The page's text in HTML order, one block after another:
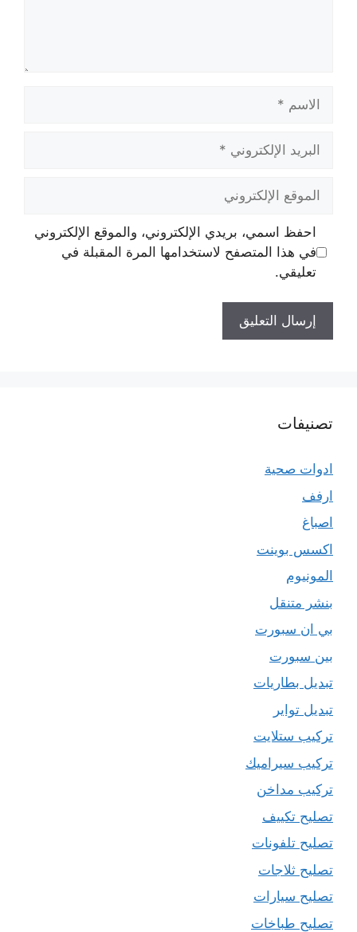
الإلكتروني
الإلكتروني
احفظ اسمي، بريدي الإلكتروني، والموقع الإلكتروني
في هذا المتصفح لاستخدامها المرة المقبلة في
تعليقي.
تصنيفات
ادوات صحية
ارفف
اصباغ
اكسس بوينت
المونيوم
بنشر متنقل
بي ان سبورت
بين سبورت
تبديل بطاريات
تبديل تواير
تركيب ستلايت
تركيب سيراميك
تركيب مداخن
تصليح تكييف
تصليح تلفونات
تصليح ثلاجات
تصليح سيارات
تصليح طباخات